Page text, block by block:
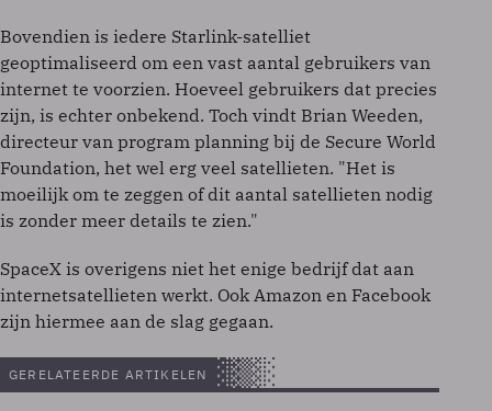
Bovendien is iedere Starlink-satelliet
geoptimaliseerd om een vast aantal gebruikers van
internet te voorzien. Hoeveel gebruikers dat precies
zijn, is echter onbekend. Toch vindt Brian Weeden,
directeur van program planning bij de Secure World
Foundation, het wel erg veel satellieten. "Het is
moeilijk om te zeggen of dit aantal satellieten nodig
is zonder meer details te zien."
SpaceX is overigens niet het enige bedrijf dat aan
internetsatellieten werkt. Ook Amazon en Facebook
zijn hiermee aan de slag gegaan.
GERELATEERDE ARTIKELEN